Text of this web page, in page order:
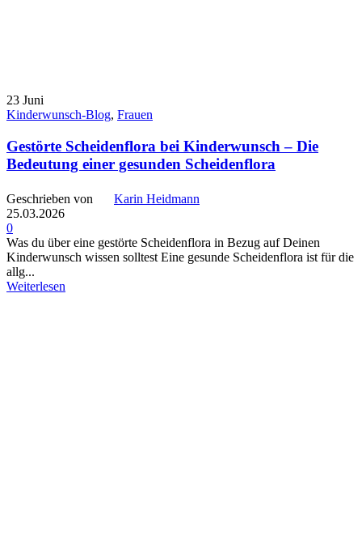
23 Juni
Kinderwunsch-Blog, Frauen
Gestörte Scheidenflora bei Kinderwunsch – Die
Bedeutung einer gesunden Scheidenflora
Geschrieben von
Karin Heidmann
25.03.2026
0
Was du über eine gestörte Scheidenflora in Bezug auf Deinen
Kinderwunsch wissen solltest Eine gesunde Scheidenflora ist für die
allg...
Weiterlesen